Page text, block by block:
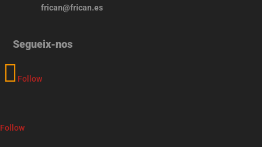
frican@frican.es
Segueix-nos
Follow
Follow